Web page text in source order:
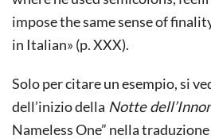
impose the same sense of
in Italian» (p. XXX).
Solo per citare un esempio, si
dell’inizio della Notte
Nameless One” nella